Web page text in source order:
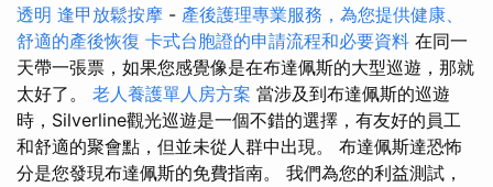
透明 逢甲放鬆按摩 - 產後護理專業服務，為您提供健康、
舒適的產後恢復 卡式台胞證的申請流程和必要資料 在同一
天帶一張票，如果您感覺像是在布達佩斯的大型巡遊，那就
太好了。 老人養護單人房方案 當涉及到布達佩斯的巡遊
時，Silverline觀光巡遊是一個不錯的選擇，有友好的員工
和舒適的聚會點，但並未從人群中出現。 布達佩斯達恐怖
分是您發現布達佩斯的免費指南。 我們為您的利益測試，